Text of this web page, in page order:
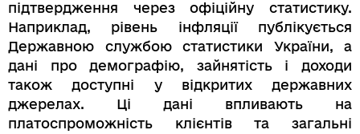
підтвердження через офіційну статистику.
Наприклад, рівень інфляції публікується
Державною службою статистики України, а
дані про демографію, зайнятість і доходи
також доступні у відкритих державних
джерелах. Ці дані впливають на
платоспроможність клієнтів та загальні